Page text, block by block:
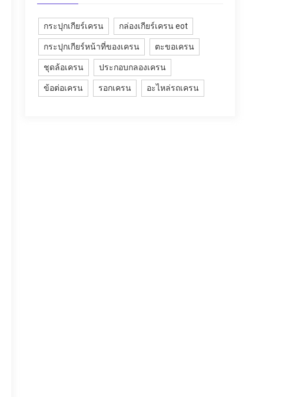
กระปุกเกียร์เครน กล่องเกียร์เครน eot
กระปุกเกียร์หน้าที่ของเครน ตะขอเครน
ชุดล้อเครน ประกอบกลองเครน
ข้อต่อเครน รอกเครน อะไหล่รถเครน